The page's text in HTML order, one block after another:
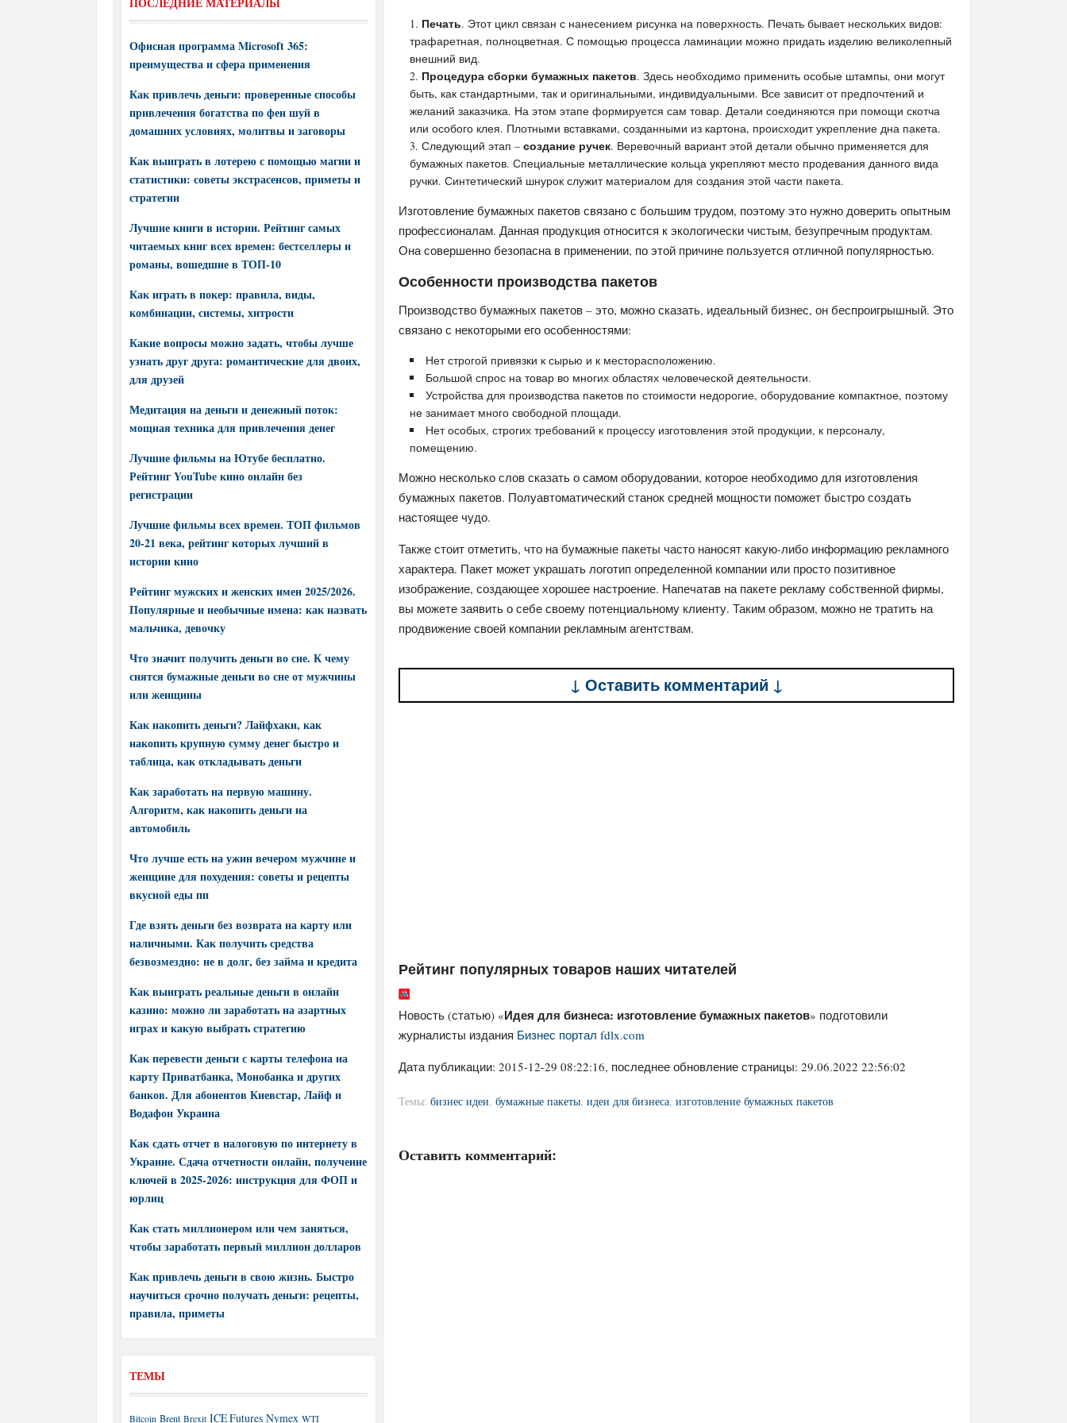
Печать. Этот цикл связан с нанесением рисунка на поверхность. Печать бывает нескольких видов:
трафаретная, полноцветная. С помощью процесса ламинации можно придать изделию великолепный
внешний вид.
Процедура сборки бумажных пакетов. Здесь необходимо применить особые штампы, они могут
быть, как стандартными, так и оригинальными, индивидуальными. Все зависит от предпочтений и
желаний заказчика. На этом этапе формируется сам товар. Детали соединяются при помощи скотча
или особого клея. Плотными вставками, созданными из картона, происходит укрепление дна пакета.
Следующий этап – создание ручек. Веревочный вариант этой детали обычно применяется для
бумажных пакетов. Специальные металлические кольца укрепляют место продевания данного вида
ручки. Синтетический шнурок служит материалом для создания этой части пакета.
Изготовление бумажных пакетов связано с большим трудом, поэтому это нужно доверить опытным
профессионалам. Данная продукция относится к экологически чистым, безупречным продуктам.
Она совершенно безопасна в применении, по этой причине пользуется отличной популярностью.
Особенности производства пакетов
Производство бумажных пакетов – это, можно сказать, идеальный бизнес, он беспроигрышный. Это
связано с некоторыми его особенностями:
Нет строгой привязки к сырью и к месторасположению.
Большой спрос на товар во многих областях человеческой деятельности.
Устройства для производства пакетов по стоимости недорогие, оборудование компактное, поэтому
не занимает много свободной площади.
Нет особых, строгих требований к процессу изготовления этой продукции, к персоналу,
помещению.
Можно несколько слов сказать о самом оборудовании, которое необходимо для изготовления
бумажных пакетов. Полуавтоматический станок средней мощности поможет быстро создать
настоящее чудо.
Также стоит отметить, что на бумажные пакеты часто наносят какую-либо информацию рекламного
характера. Пакет может украшать логотип определенной компании или просто позитивное
изображение, создающее хорошее настроение. Напечатав на пакете рекламу собственной фирмы,
вы можете заявить о себе своему потенциальному клиенту. Таким образом, можно не тратить на
продвижение своей компании рекламным агентствам.
↓ Оставить комментарий ↓
Рейтинг популярных товаров наших читателей
Новость (статью) «Идея для бизнеса: изготовление бумажных пакетов» подготовили
журналисты издания Бизнес портал fdlx.com
Дата публикации: 2015-12-29 08:22:16, последнее обновление страницы: 29.06.2022 22:56:02
Темы: бизнес идеи, бумажные пакеты, идеи для бизнеса, изготовление бумажных пакетов
Оставить комментарий:
Офисная программа Microsoft 365:
преимущества и сфера применения
Как привлечь деньги: проверенные способы
привлечения богатства по фен шуй в
домашних условиях, молитвы и заговоры
Как выиграть в лотерею с помощью магии и
статистики: советы экстрасенсов, приметы и
стратегии
Лучшие книги в истории. Рейтинг самых
читаемых книг всех времен: бестселлеры и
романы, вошедшие в ТОП-10
Как играть в покер: правила, виды,
комбинации, системы, хитрости
Какие вопросы можно задать, чтобы лучше
узнать друг друга: романтические для двоих,
для друзей
Медитация на деньги и денежный поток:
мощная техника для привлечения денег
Лучшие фильмы на Ютубе бесплатно.
Рейтинг YouTube кино онлайн без
регистрации
Лучшие фильмы всех времен. ТОП фильмов
20-21 века, рейтинг которых лучший в
истории кино
Рейтинг мужских и женских имен 2025/2026.
Популярные и необычные имена: как назвать
мальчика, девочку
Что значит получить деньги во сне. К чему
снятся бумажные деньги во сне от мужчины
или женщины
Как накопить деньги? Лайфхаки, как
накопить крупную сумму денег быстро и
таблица, как откладывать деньги
Как заработать на первую машину.
Алгоритм, как накопить деньги на
автомобиль
Что лучше есть на ужин вечером мужчине и
женщине для похудения: советы и рецепты
вкусной еды пп
Где взять деньги без возврата на карту или
наличными. Как получить средства
безвозмездно: не в долг, без займа и кредита
Как выиграть реальные деньги в онлайн
казино: можно ли заработать на азартных
играх и какую выбрать стратегию
Как перевести деньги с карты телефона на
карту Приватбанка, Монобанка и других
банков. Для абонентов Киевстар, Лайф и
Водафон Украина
Как сдать отчет в налоговую по интернету в
Украине. Сдача отчетности онлайн, получение
ключей в 2025-2026: инструкция для ФОП и
юрлиц
Как стать миллионером или чем заняться,
чтобы заработать первый миллион долларов
Как привлечь деньги в свою жизнь. Быстро
научиться срочно получать деньги: рецепты,
правила, приметы
ТЕМЫ
Bitcoin Brent Brexit ICE Futures Nymex WTI